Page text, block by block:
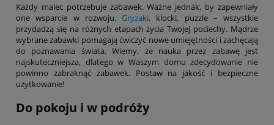
Każdy malec potrzebuje zabawek. Ważne jednak, by zapewniały
one wsparcie w rozwoju. Gryzaki, klocki, puzzle – wszystkie
przydadzą się na różnych etapach życia Twojej pociechy. Mądrze
wybrane zabawki pomagają ćwiczyć nowe umiejętności i zachęcają
do poznawania świata. Wiemy, że nauka przez zabawę jest
najskuteczniejsza, dlatego w Waszym domu zdecydowanie nie
powinno zabraknąć zabawek. Postaw na jakość i bezpieczne
użytkowanie!
Do pokoju i w podróży